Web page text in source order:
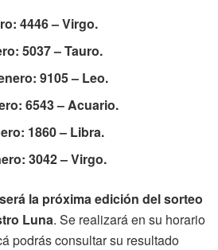
4446 – Virgo.
5037 – Tauro.
9105 – Leo.
6543 – Acuario.
1860 – Libra.
3042 – Virgo.
la próxima edición del sorteo
Luna. Se realizará en su horario
podrás consultar su resultado